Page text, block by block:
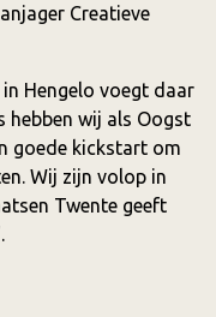
Creatieve
Hengelo voegt daar
hebben wij als Oogst
goede kickstart om
Wij zijn volop in
Twente geeft